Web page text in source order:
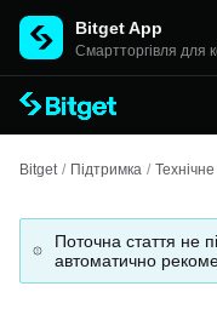
Bitget App
Cмартторгівля для
Bitget / Підтримка /
Поточна стаття не
автоматично